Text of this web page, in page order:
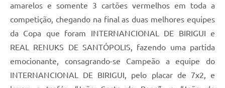
amarelos e somente 3 cartões vermelhos em toda a
competição, chegando na final as duas melhores equipes
da Copa que foram INTERNANCIONAL DE BIRIGUI e
REAL RENUKS DE SANTÓPOLIS, fazendo uma partida
emocionante, consagrando-se Campeão a equipe do
INTERNANCIONAL DE BIRIGUI, pelo placar de 7x2, e